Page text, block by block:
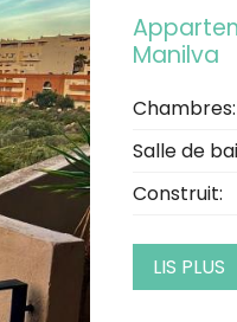
Manilva
Chambres:
Salle de
Construit:
LIS PLUS